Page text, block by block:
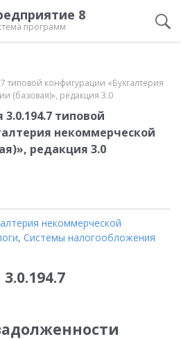
8
программ
типовой конфигурации «Бухгалтерия
(базовая)», редакция 3.0
типовой
некоммерческой
редакция 3.0
некоммерческой
, Системы налогообложения